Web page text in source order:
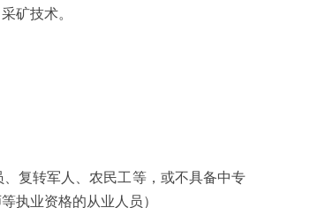
矿技术。
复转军人、农民工等，或不具备中专
执业资格的从业人员）